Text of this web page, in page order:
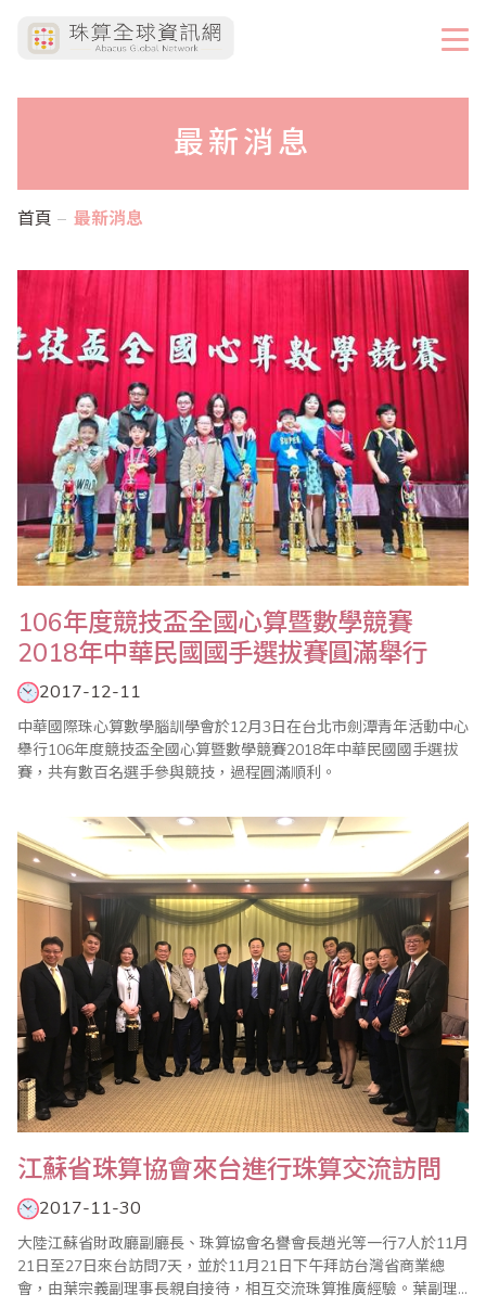
最新消息
首頁 最新消息
106年度競技盃全國心算暨數學競賽
2018年中華民國國手選拔賽圓滿舉行
2017-12-11
中華國際珠心算數學腦訓學會於12月3日在台北市劍潭青年活動中心
舉行106年度競技盃全國心算暨數學競賽2018年中華民國國手選拔
賽，共有數百名選手參與競技，過程圓滿順利。
江蘇省珠算協會來台進行珠算交流訪問
2017-11-30
大陸江蘇省財政廳副廳長、珠算協會名譽會長趙光等一行7人於11月
21日至27日來台訪問7天，並於11月21日下午拜訪台灣省商業總
會，由葉宗義副理事長親自接待，相互交流珠算推廣經驗。葉副理